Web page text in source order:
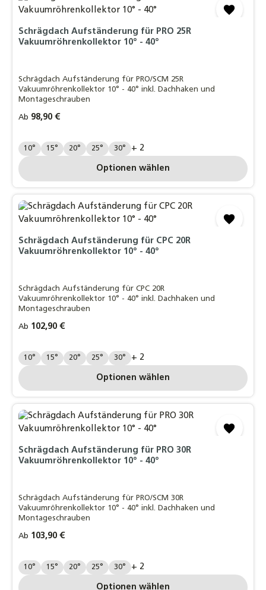
Schrägdach Aufständerung für PRO 25R
Vakuumröhrenkollektor 10° - 40°
Schrägdach Aufständerung für PRO/SCM 25R
Vakuumröhrenkollektor 10° - 40° inkl. Dachhaken und
Montageschrauben
Regulärer Preis:
Ab 98,90 €
Grad:
10° 15° 20° 25° 30° + 2
Optionen wählen
Schrägdach Aufständerung für CPC 20R
Vakuumröhrenkollektor 10° - 40°
Schrägdach Aufständerung für CPC 20R
Vakuumröhrenkollektor 10° - 40° inkl. Dachhaken und
Montageschrauben
Regulärer Preis:
Ab 102,90 €
Grad:
10° 15° 20° 25° 30° + 2
Optionen wählen
Schrägdach Aufständerung für PRO 30R
Vakuumröhrenkollektor 10° - 40°
Schrägdach Aufständerung für PRO/SCM 30R
Vakuumröhrenkollektor 10° - 40° inkl. Dachhaken und
Montageschrauben
Regulärer Preis:
Ab 103,90 €
Grad:
10° 15° 20° 25° 30° + 2
Optionen wählen